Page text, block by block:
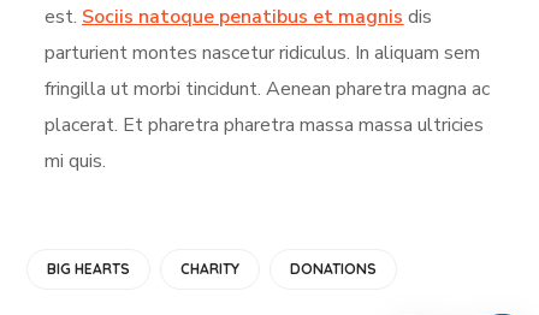
est. Sociis natoque penatibus et magnis dis
parturient montes nascetur ridiculus. In aliquam sem
fringilla ut morbi tincidunt. Aenean pharetra magna ac
placerat. Et pharetra pharetra massa massa ultricies
mi quis.
BIG HEARTS CHARITY DONATIONS